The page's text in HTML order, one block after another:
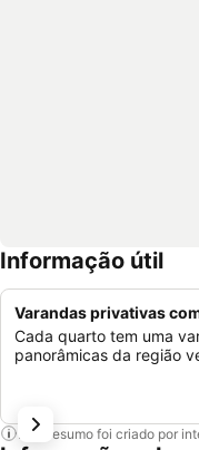
Informação útil
Varandas privativas
Cada quarto tem uma
panorâmicas da região
Este resumo foi criado por